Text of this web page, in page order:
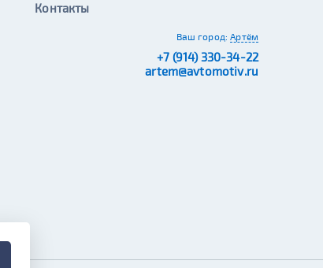
Контакты
Ваш город: Артём
+7 (914) 330-34-22
artem@avtomotiv.ru